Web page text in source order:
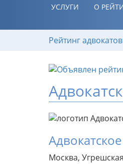
УСЛУГИ О
Рейтинг
Москва,